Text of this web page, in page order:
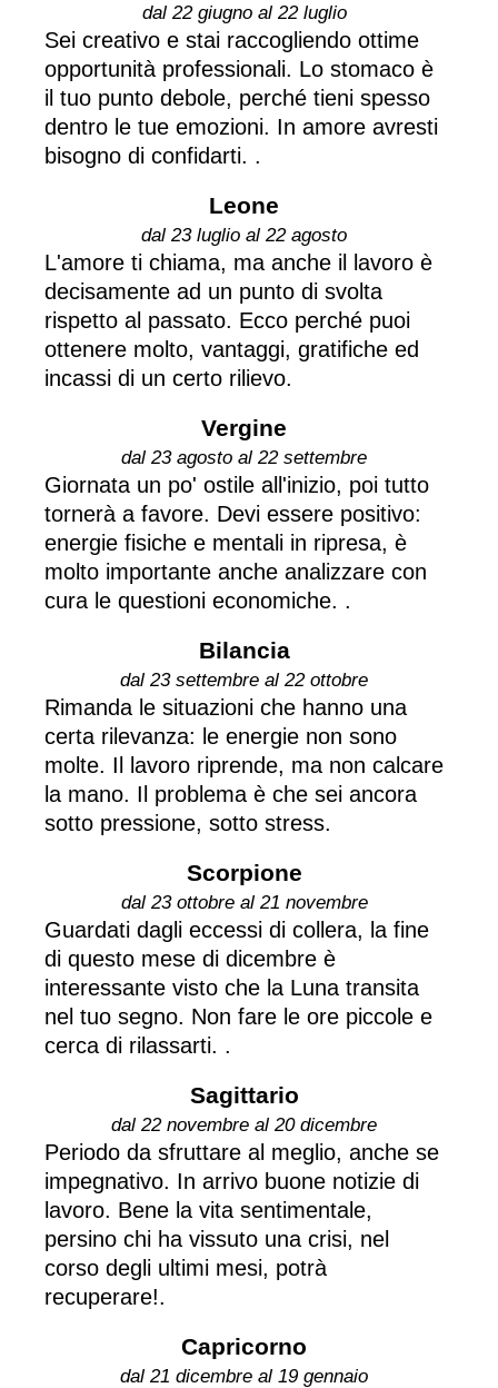
dal 22 giugno al 22 luglio
Sei creativo e stai raccogliendo ottime
opportunità professionali. Lo stomaco è
il tuo punto debole, perché tieni spesso
dentro le tue emozioni. In amore avresti
bisogno di confidarti. .
Leone
dal 23 luglio al 22 agosto
L'amore ti chiama, ma anche il lavoro è
decisamente ad un punto di svolta
rispetto al passato. Ecco perché puoi
ottenere molto, vantaggi, gratifiche ed
incassi di un certo rilievo.
Vergine
dal 23 agosto al 22 settembre
Giornata un po' ostile all'inizio, poi tutto
tornerà a favore. Devi essere positivo:
energie fisiche e mentali in ripresa, è
molto importante anche analizzare con
cura le questioni economiche. .
Bilancia
dal 23 settembre al 22 ottobre
Rimanda le situazioni che hanno una
certa rilevanza: le energie non sono
molte. Il lavoro riprende, ma non calcare
la mano. Il problema è che sei ancora
sotto pressione, sotto stress.
Scorpione
dal 23 ottobre al 21 novembre
Guardati dagli eccessi di collera, la fine
di questo mese di dicembre è
interessante visto che la Luna transita
nel tuo segno. Non fare le ore piccole e
cerca di rilassarti. .
Sagittario
dal 22 novembre al 20 dicembre
Periodo da sfruttare al meglio, anche se
impegnativo. In arrivo buone notizie di
lavoro. Bene la vita sentimentale,
persino chi ha vissuto una crisi, nel
corso degli ultimi mesi, potrà
recuperare!.
Capricorno
dal 21 dicembre al 19 gennaio